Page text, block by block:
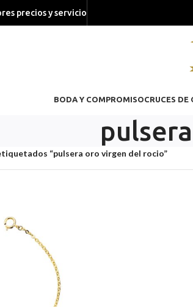
precios y servicio
BODA Y COMPROMISOCRUCES DE
“pulsera oro virgen del rocio”